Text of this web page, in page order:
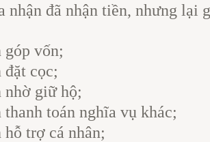
nhận đã nhận tiền, nhưng lại
góp vốn;
đặt cọc;
nhờ giữ hộ;
thanh toán nghĩa vụ khác;
hỗ trợ cá nhân;